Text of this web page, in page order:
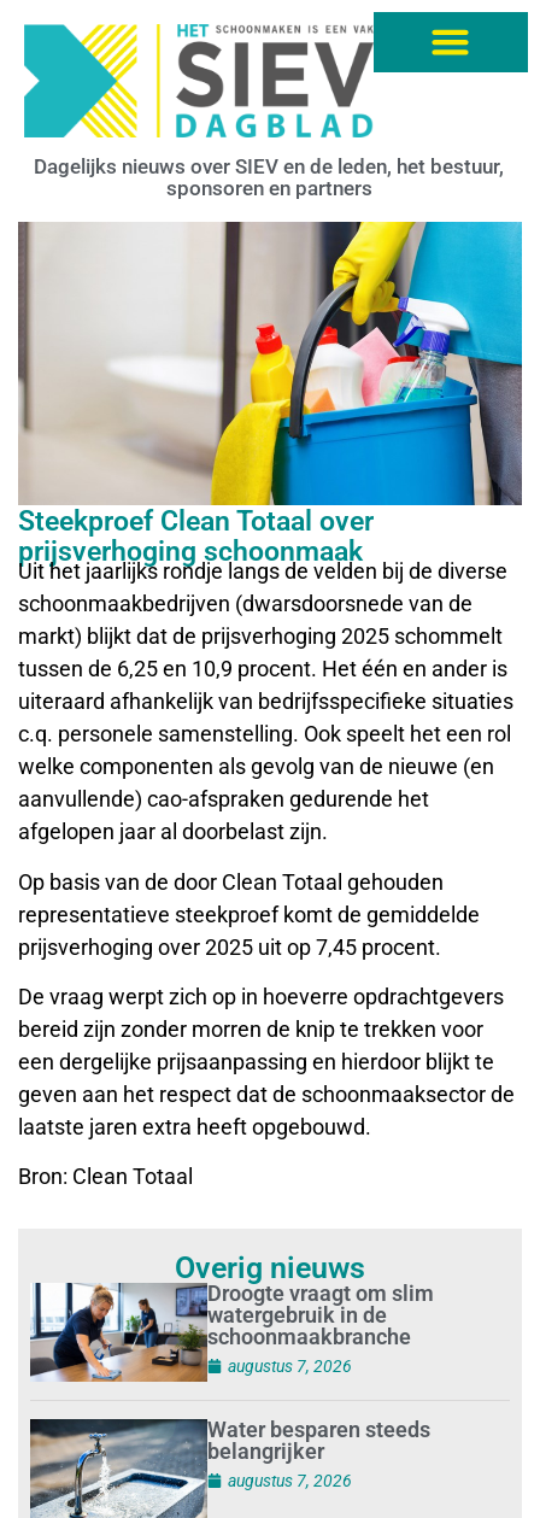
Dagelijks nieuws over SIEV en de leden, het bestuur,
sponsoren en partners
Steekproef Clean Totaal over
prijsverhoging schoonmaak
Uit het jaarlijks rondje langs de velden bij de diverse
schoonmaakbedrijven (dwarsdoorsnede van de
markt) blijkt dat de prijsverhoging 2025 schommelt
tussen de 6,25 en 10,9 procent. Het één en ander is
uiteraard afhankelijk van bedrijfsspecifieke situaties
c.q. personele samenstelling. Ook speelt het een rol
welke componenten als gevolg van de nieuwe (en
aanvullende) cao-afspraken gedurende het
afgelopen jaar al doorbelast zijn.
Op basis van de door Clean Totaal gehouden
representatieve steekproef komt de gemiddelde
prijsverhoging over 2025 uit op 7,45 procent.
De vraag werpt zich op in hoeverre opdrachtgevers
bereid zijn zonder morren de knip te trekken voor
een dergelijke prijsaanpassing en hierdoor blijkt te
geven aan het respect dat de schoonmaaksector de
laatste jaren extra heeft opgebouwd.
Bron: Clean Totaal
Overig nieuws
Droogte vraagt om slim
watergebruik in de
schoonmaakbranche
augustus 7, 2026
Water besparen steeds
belangrijker
augustus 7, 2026